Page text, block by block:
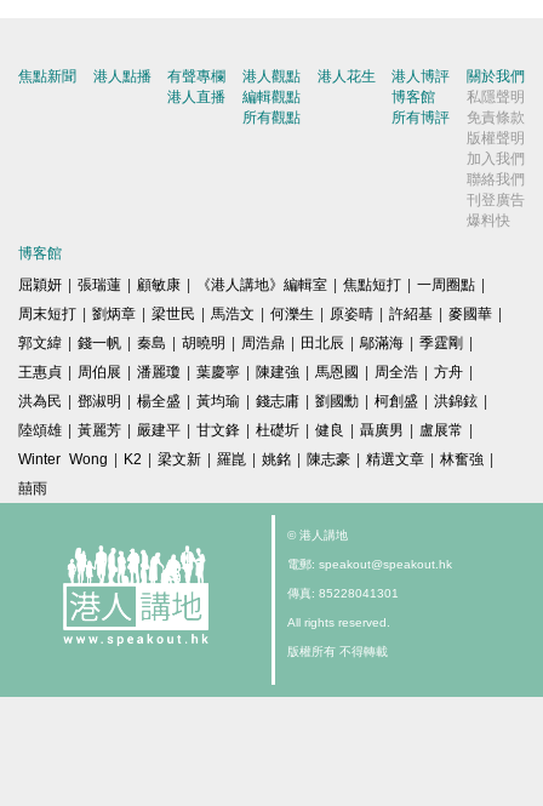
焦點新聞 港人點播
有聲專欄
港人直播
港人觀點
編輯觀點
所有觀點
港人花生
港人博評
博客館
所有博評
關於我們
私隱聲明
免責條款
版權聲明
加入我們
聯絡我們
刊登廣告
爆料快
博客館
屈穎妍 | 張瑞蓮 | 顧敏康 | 《港人講地》編輯室 | 焦點短打 | 一周圈點 |
周末短打 | 劉炳章 | 梁世民 | 馬浩文 | 何濼生 | 原姿晴 | 許紹基 | 麥國華 |
郭文緯 | 錢一帆 | 秦島 | 胡曉明 | 周浩鼎 | 田北辰 | 鄔滿海 | 季霆剛 |
王惠貞 | 周伯展 | 潘麗瓊 | 葉慶寧 | 陳建強 | 馬恩國 | 周全浩 | 方舟 |
洪為民 | 鄧淑明 | 楊全盛 | 黃均瑜 | 錢志庸 | 劉國勳 | 柯創盛 | 洪錦鉉 |
陸頌雄 | 黃麗芳 | 嚴建平 | 甘文鋒 | 杜礎圻 | 健良 | 聶廣男 | 盧展常 |
Winter Wong | K2 | 梁文新 | 羅崑 | 姚銘 | 陳志豪 | 精選文章 | 林奮強 |
囍雨
© 港人講地
電郵: speakout@speakout.hk
傳真: 85228041301
All rights reserved.
版權所有 不得轉載